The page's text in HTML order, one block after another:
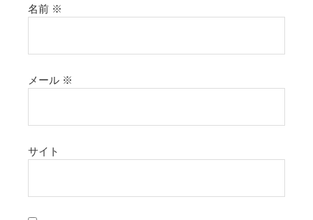
名前 ※
メール ※
サイト